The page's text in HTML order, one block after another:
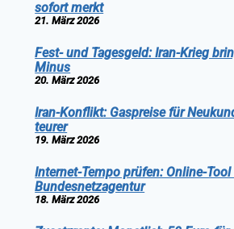
sofort merkt
21. März 2026
Fest- und Tagesgeld: Iran-Krieg
Minus
20. März 2026
Iran-Konflikt: Gaspreise für
teurer
19. März 2026
Internet-Tempo prüfen: Online-Tool
Bundesnetzagentur
18. März 2026